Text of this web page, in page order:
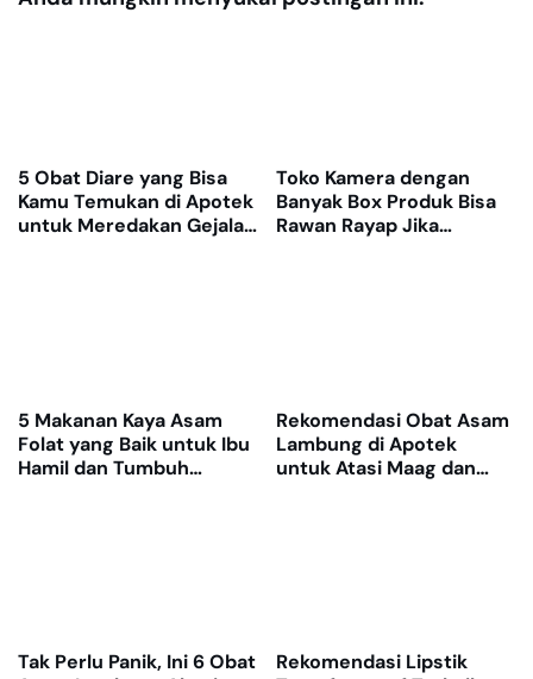
5 Obat Diare yang Bisa
Kamu Temukan di Apotek
untuk Meredakan Gejala
Toko Kamera dengan
Banyak Box Produk Bisa
Rawan Rayap Jika
5 Makanan Kaya Asam
Folat yang Baik untuk Ibu
Hamil dan Tumbuh
Rekomendasi Obat Asam
Lambung di Apotek
untuk Atasi Maag dan
Tak Perlu Panik, Ini 6 Obat
Rekomendasi Lipstik